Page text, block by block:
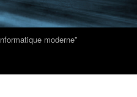
moderne”